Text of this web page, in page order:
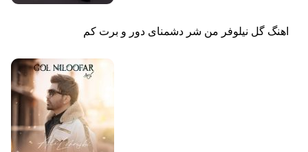
اهنگ گل نیلوفر من شر دشمنای دور و برت کم